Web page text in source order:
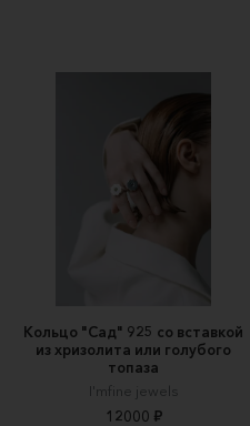
Кольцо "Сад" 925 со вставкой
из хризолита или голубого
топаза
I'mfine jewels
12000 ₽